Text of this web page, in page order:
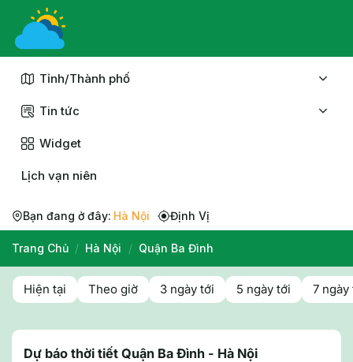
Chuyển
nội
Tỉnh/Thành phố
Tin tức
Widget
Lịch vạn niên
Bạn đang ở đây: Hà Nội Định Vị
Trang Chủ / Hà Nội / Quận Ba Đình
Hiện tại Theo giờ 3 ngày tới 5 ngày tới 7 ngày
Dự báo thời tiết Quận Ba Đình - Hà Nội